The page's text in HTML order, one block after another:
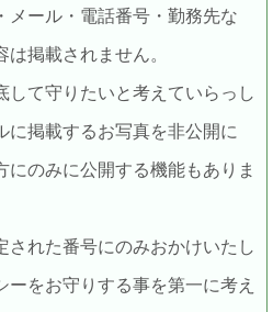
メール・電話番号・勤務先な
掲載されません。
して守りたいと考えていらっし
に掲載するお写真を非公開に
にのみに公開する機能もありま
された番号にのみおかけいたし
ーをお守りする事を第一に考え